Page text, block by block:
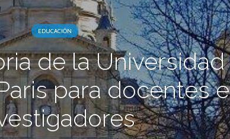
EDUCACIÓN
de la Universidad
para docentes e